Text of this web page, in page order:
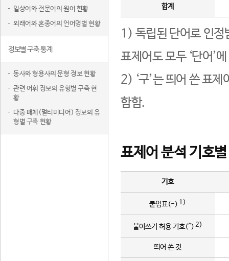
일상어와 전문어의 원어 현황
외래어와 혼종어의 언어명별 현황
정보별 구축 통계
동사와 형용사의 문형 정보 현황
관련 어휘 정보의 유형별 구축 현
황
다중 매체(멀티미디어) 정보의 유
형별 구축 현황
합계
1) 독립된 단어로 인정
표제어도 모두 ‘단어’
2) ‘구’는 띄어 쓴 표
함함.
표제어 분석 기호
기호
붙임표(-) 1)
붙여쓰기 허용 기호(^) 2)
띄어 쓴 것